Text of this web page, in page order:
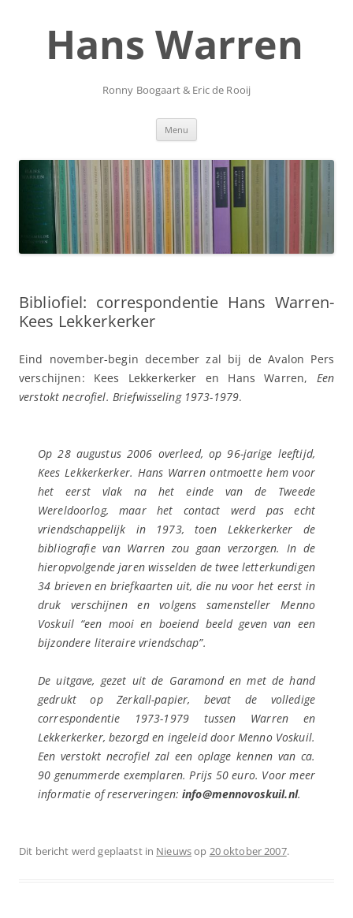
inhoudHans Warren
Ronny Boogaart & Eric de Rooij
Menu
Bibliofiel: correspondentie Hans Warren-
Kees Lekkerkerker
Eind november-begin december zal bij de Avalon Pers
verschijnen: Kees Lekkerkerker en Hans Warren, Een
verstokt necrofiel. Briefwisseling 1973-1979.
Op 28 augustus 2006 overleed, op 96-jarige leeftijd,
Kees Lekkerkerker. Hans Warren ontmoette hem voor
het eerst vlak na het einde van de Tweede
Wereldoorlog, maar het contact werd pas echt
vriendschappelijk in 1973, toen Lekkerkerker de
bibliografie van Warren zou gaan verzorgen. In de
hieropvolgende jaren wisselden de twee letterkundigen
34 brieven en briefkaarten uit, die nu voor het eerst in
druk verschijnen en volgens samensteller Menno
Voskuil “een mooi en boeiend beeld geven van een
bijzondere literaire vriendschap”.
De uitgave, gezet uit de Garamond en met de hand
gedrukt op Zerkall-papier, bevat de volledige
correspondentie 1973-1979 tussen Warren en
Lekkerkerker, bezorgd en ingeleid door Menno Voskuil.
Een verstokt necrofiel zal een oplage kennen van ca.
90 genummerde exemplaren. Prijs 50 euro. Voor meer
informatie of reserveringen:info@mennovoskuil.nl.
Dit bericht werd geplaatst in Nieuwsop 20 oktober 2007.